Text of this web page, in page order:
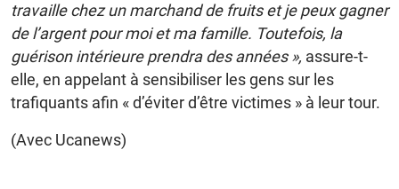
travaille chez un marchand de fruits et je peux gagner
de l’argent pour moi et ma famille. Toutefois, la
guérison intérieure prendra des années », assure-t-
elle, en appelant à sensibiliser les gens sur les
trafiquants afin « d’éviter d’être victimes » à leur tour.
(Avec Ucanews)